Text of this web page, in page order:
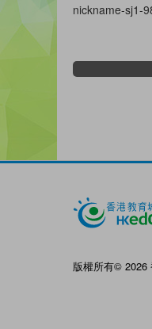
nickname-sj1-
版權所有© 2026